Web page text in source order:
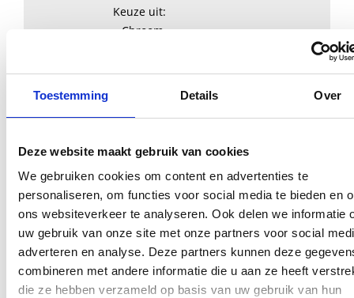
Toestemming Details Over
Deze website maakt gebruik van cookies
We gebruiken cookies om content en advertenties te
personaliseren, om functies voor social media te bieden en
ons websiteverkeer te analyseren. Ook delen we informatie
uw gebruik van onze site met onze partners voor social
adverteren en analyse. Deze partners kunnen deze
combineren met andere informatie die u aan ze heeft
die ze hebben verzameld op basis van uw gebruik van hun
Keuze uit:
– Chroom
– Gunmetal gepolijst
– Messing geborsteld
– Mat wit
– Brons geborsteld
– Koper geborsteld
– Rosé goud gepolijst
Afdichtstrips
Keuze uit:
– Transparant (UV-bestendig en anti-
schimmel; wordt niet geel)